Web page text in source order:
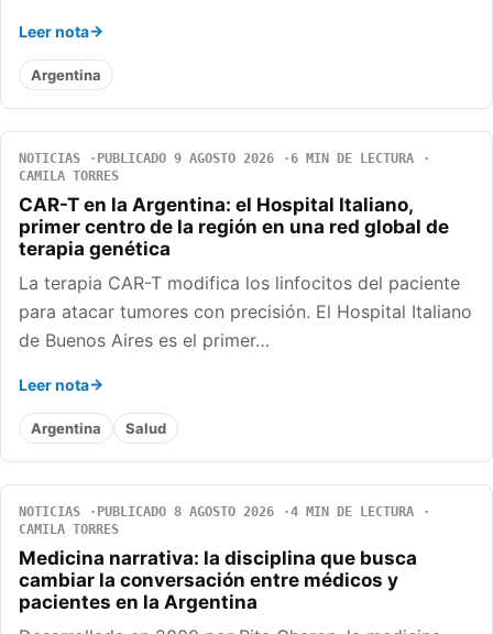
Leer nota
Argentina
NOTICIAS PUBLICADO 9 AGOSTO 2026
6 MIN DE LECTURA
CAMILA TORRES
CAR-T en la Argentina: el Hospital Italiano,
primer centro de la región en una red global de
terapia genética
La terapia CAR-T modifica los linfocitos del paciente
para atacar tumores con precisión. El Hospital Italiano
de Buenos Aires es el primer…
Leer nota
Argentina Salud
NOTICIAS PUBLICADO 8 AGOSTO 2026
4 MIN DE LECTURA
CAMILA TORRES
Medicina narrativa: la disciplina que busca
cambiar la conversación entre médicos y
pacientes en la Argentina